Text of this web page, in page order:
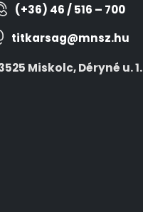
(+36) 46 / 516 – 700
titkarsag@mnsz.hu
Miskolc, Déryné u. 1.